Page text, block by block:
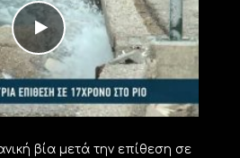
βία μετά την επίθεση σε